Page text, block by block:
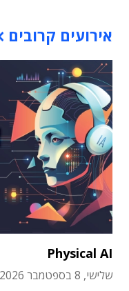
אירועים קרובים
Physical AI
שלישי, 8 בספטמבר 2026